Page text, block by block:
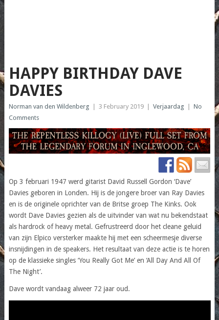
HAPPY BIRTHDAY DAVE
DAVIES
Norman van den Wildenberg 3 February 2019 Verjaardag
No
Comments
Op 3 februari 1947 werd gitarist David Russell Gordon ‘Dave’
Davies geboren in Londen. Hij is de jongere broer van Ray Davies
en is de originele oprichter van de Britse groep The Kinks. Ook
wordt Dave Davies gezien als de uitvinder van wat nu bekendstaat
als hardrock of heavy metal. Gefrustreerd door het cleane geluid
van zijn Elpico versterker maakte hij met een scheermesje diverse
insnijdingen in de speakers. Het resultaat van deze actie is te horen
op de klassieke singles ‘You Really Got Me’ en ‘All Day And All Of
The Night’.
Dave wordt vandaag alweer 72 jaar oud.